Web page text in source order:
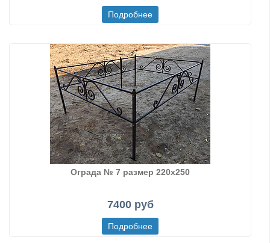
Ограда № 7 размер 220х250
7400 руб